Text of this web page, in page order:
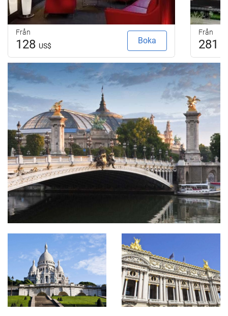
Från
128 US$
Boka
Från
281